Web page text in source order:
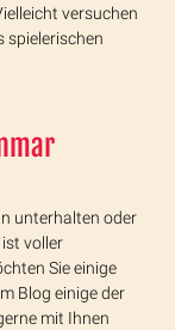
versuchen
spielerischen
unterhalten oder
voller
Sie einige
Blog einige der
mit Ihnen